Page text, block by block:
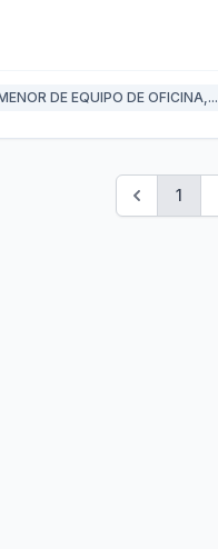
DE EQUIPO DE OFICINA,...
1